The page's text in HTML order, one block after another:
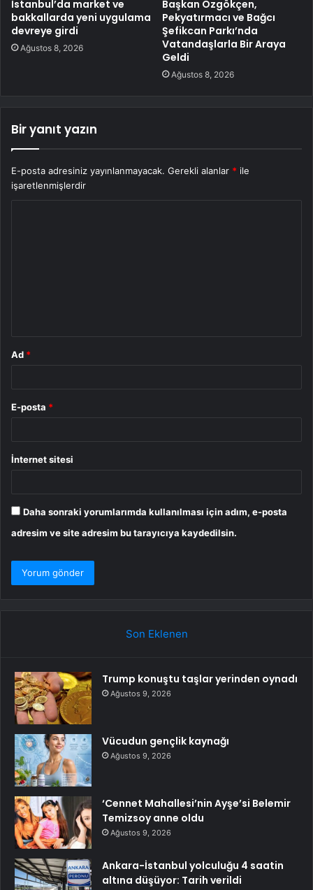
İstanbul’da market ve
bakkallarda yeni uygulama
devreye girdi
Ağustos 8, 2026
Başkan Özgökçen,
Pekyatırmacı ve Bağcı
Şefikcan Parkı’nda
Vatandaşlarla Bir Araya
Geldi
Ağustos 8, 2026
Bir yanıt yazın
E-posta adresiniz yayınlanmayacak. Gerekli alanlar * ile
işaretlenmişlerdir
Ad *
E-posta *
İnternet sitesi
Daha sonraki yorumlarımda kullanılması için adım, e-posta
adresim ve site adresim bu tarayıcıya kaydedilsin.
Son Eklenen
Trump konuştu taşlar yerinden oynadı
Ağustos 9, 2026
Vücudun gençlik kaynağı
Ağustos 9, 2026
‘Cennet Mahallesi’nin Ayşe’si Belemir
Temizsoy anne oldu
Ağustos 9, 2026
Ankara-İstanbul yolculuğu 4 saatin
altına düşüyor: Tarih verildi